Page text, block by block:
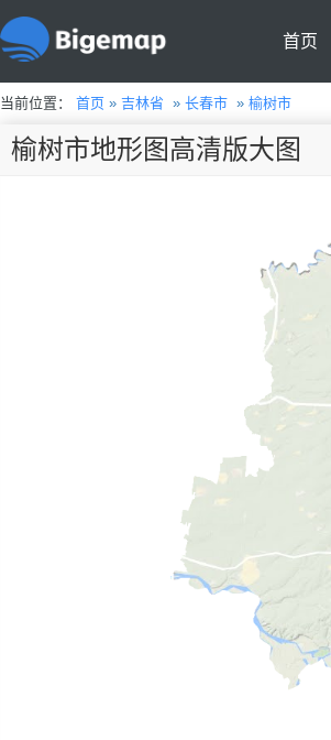
首页
当前位置： 首页» 吉林省 » 长春市» 榆树市
榆树市地形图高清版大图